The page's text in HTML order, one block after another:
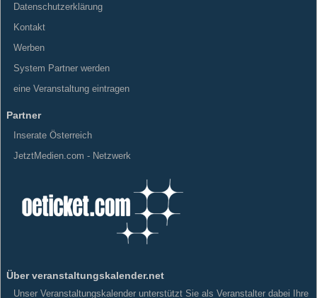
Datenschutzerklärung
Kontakt
Werben
System Partner werden
eine Veranstaltung eintragen
Partner
Inserate Österreich
JetztMedien.com - Netzwerk
Über veranstaltungskalender.net
Unser Veranstaltungskalender unterstützt Sie als Veranstalter dabei Ihre